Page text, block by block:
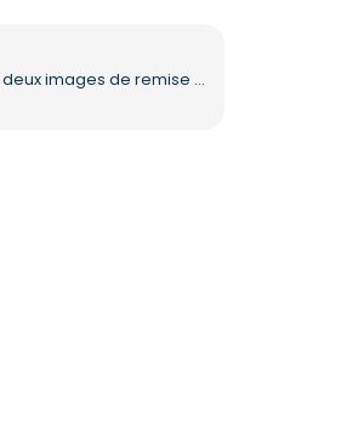
Ensemble de deux images de remise de diplôme Hello Kitty au format PNG gratuit